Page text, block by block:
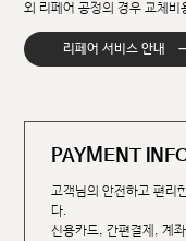
외 리페어 공정의 경우 교체비
리페어 서비스 안내
PAYMENT
고객님의 안전하고 편리
다.
신용카드, 간편결제, 계